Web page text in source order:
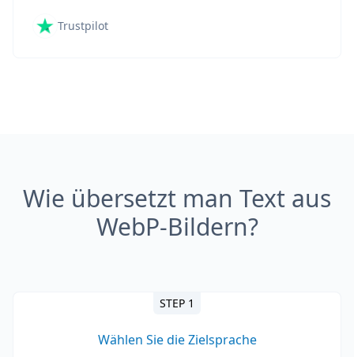
Trustpilot
Wie übersetzt man Text aus
WebP-Bildern?
STEP 1
Wählen Sie die Zielsprache